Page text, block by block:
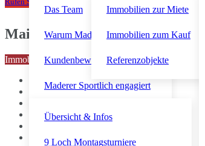
Das Team
Warum Maderer Immobilien?
Kundenbewertungen
Maderer Sportlich engagiert
Übersicht & Infos
9 Loch Montagsturniere
Immobilien zur Miete
Immobilien zum Kauf
Referenzobjekte
Maiach
Immobiliensuche starten